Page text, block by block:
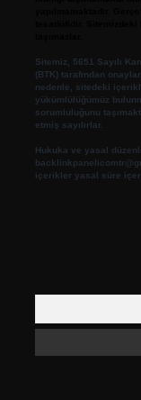
Sitemiz, 5651 Sayılı
(BTK) tarafından
nedenle, sitedeki
yükümlülüğümüz
sorumluluğunu
etmiş sayılırlar.
Hukuka ve yasal
içerikler yasal süre